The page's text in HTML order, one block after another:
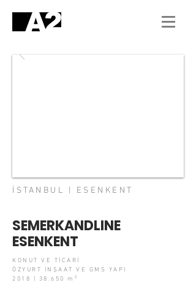
İSTANBUL | ESENKENT
SEMERKANDLINE
ESENKENT
KONUT VE TİCARİ
ÖZYURT İNŞAAT VE GMS YAPI
2018 | 38.650 m²